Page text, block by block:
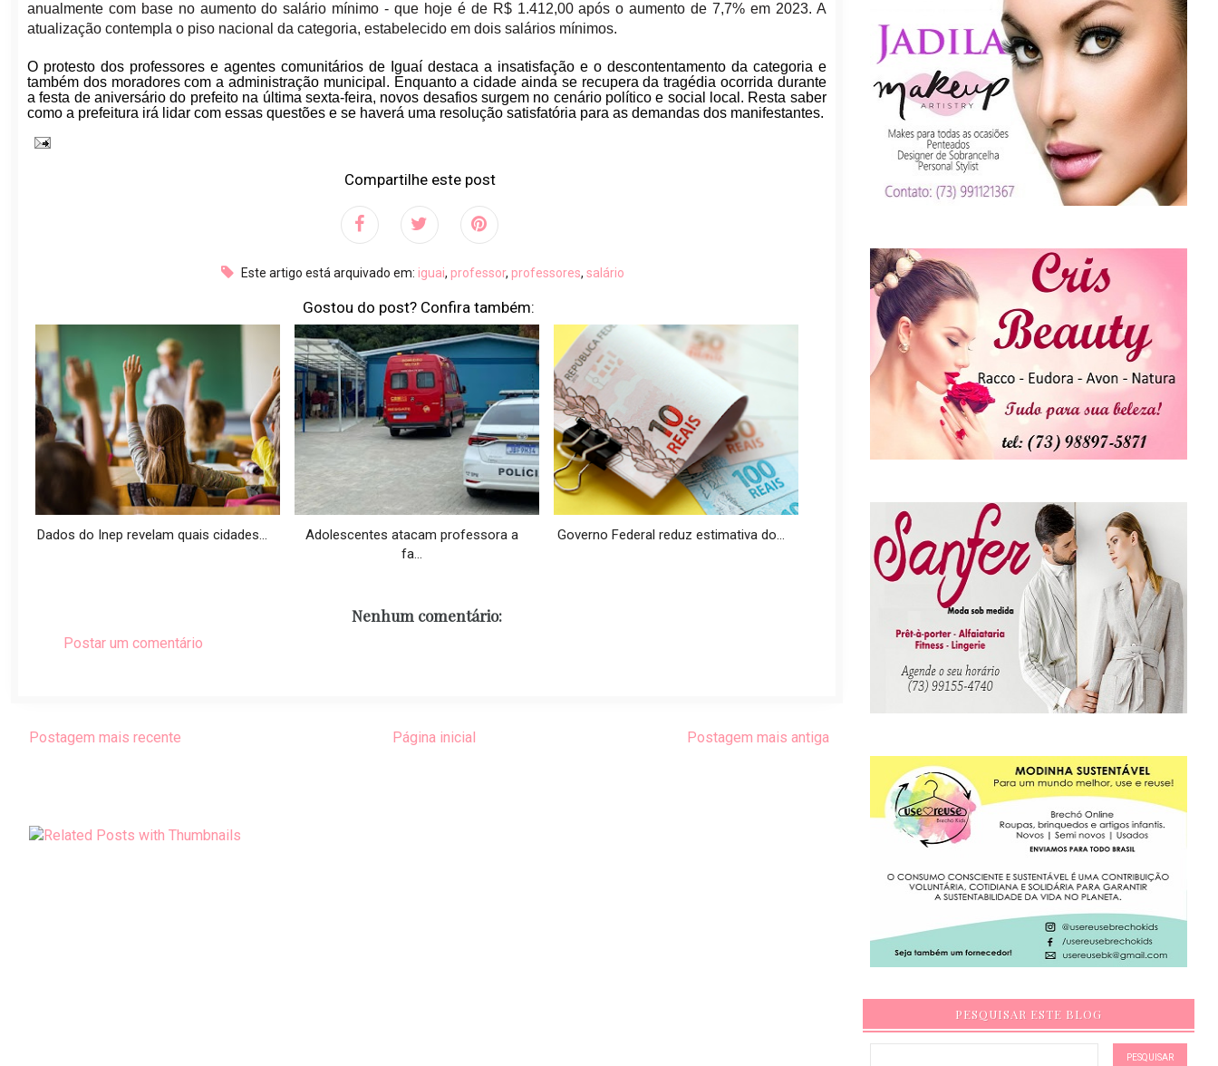
anualmente com base no aumento do salário mínimo - que hoje é de R$ 1.412,00 após o aumento de 7,7% em 2023. A
atualização contempla o piso nacional da categoria, estabelecido em dois salários mínimos.
O protesto dos professores e agentes comunitários de Iguaí destaca a insatisfação e o descontentamento da categoria e
também dos moradores com a administração municipal. Enquanto a cidade ainda se recupera da tragédia ocorrida durante
a festa de aniversário do prefeito na última sexta-feira, novos desafios surgem no cenário político e social local. Resta saber
como a prefeitura irá lidar com essas questões e se haverá uma resolução satisfatória para as demandas dos manifestantes.
Compartilhe este post
Este artigo está arquivado em: iguai, professor, professores, salário
Gostou do post? Confira também:
Dados do Inep revelam quais cidades...
Adolescentes atacam professora a
fa...
Governo Federal reduz estimativa do...
Nenhum comentário:
Postar um comentário
Postagem mais recente Postagem mais antiga
Página inicial
PESQUISAR ESTE BLOG